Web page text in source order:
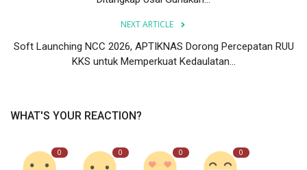
NEXT ARTICLE
Soft Launching NCC 2026, APTIKNAS Dorong Percepatan RUU
KKS untuk Memperkuat Kedaulatan...
WHAT'S YOUR REACTION?
0 0 0 0